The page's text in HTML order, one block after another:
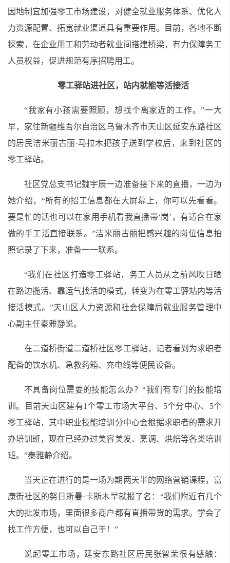
因地制宜加强零工市场建设，对健全就业服务体系、优化人
力资源配置、拓宽就业渠道具有重要作用。目前，各地不断
探索，在企业用工和劳动者就业间搭建桥梁，有力保障务工
人员权益，促进规范有序招聘用工。
零工驿站进社区，站内就能等活接活
“我家有小孩需要照顾，想找个离家近的工作。”一大
早，家住新疆维吾尔自治区乌鲁木齐市天山区延安东路社区
的居民洁米丽古丽·马拉木把孩子送到学校后，来到社区的
零工驿站。
社区党总支书记魏宇辰一边准备接下来的直播，一边为
她介绍，“所有的招工信息都在大屏幕上，你可以先看看。
要是忙的话也可以在家用手机看我直播带‘岗’，有适合在家
做的手工活直接联系。”洁米丽古丽把感兴趣的岗位信息拍
照记录了下来，准备一一联系。
“我们在社区打造零工驿站，务工人员从之前风吹日晒
在路边揽活、靠运气找活的模式，转变为在零工驿站内等活
接活模式。”天山区人力资源和社会保障局就业服务管理中
心副主任秦雅静说。
在二道桥街道二道桥社区零工驿站，记者看到为求职者
配备的饮水机、急救药箱、充电线等便民设备。
不具备岗位需要的技能怎么办？“我们有专门的技能培
训。目前天山区建有1个零工市场大平台、5个分中心、5个
零工驿站，其中职业技能培训分中心会根据求职者的需求开
办培训班，现在已经办过美容美发、烹调、烘焙等各类培训
班。”秦雅静介绍。
当天正在进行的是一场为期两天半的网络营销课程，富
康街社区的努日斯曼·卡斯木早就报了名：“我们附近有几个
大的批发市场，里面很多商户都有直播带货的需求。学会了
找工作方便，也可以自己干！”
说起零工市场，延安东路社区居民张智荣很有感触：